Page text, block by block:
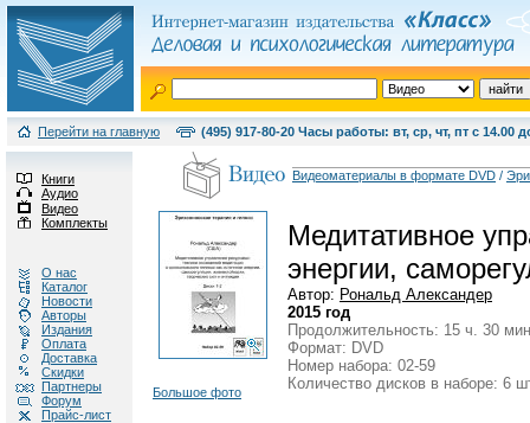
Перейти на главную (495) 917-80-20 Часы работы: вт, ср, чт, пт с 14.00
Книги
Аудио
Видео
Комплекты
О нас
Каталог
Новости
Авторы
Издания
Оплата
Доставка
Скидки
Партнеры
Форум
Прайс-лист
Видеоматериалы в формате DVD /
Большое фото
Медитативное
энергии,
Автор: Рональд Александер
2015 год
Продолжительность: 15 ч. 30
Формат: DVD
Номер набора: 02-59
Количество дисков в наборе: 6